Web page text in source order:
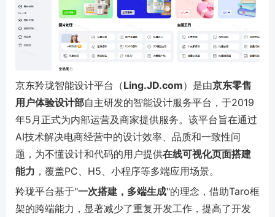
京东羚珑智能设计平台（Ling.JD.com）是由京东零售
用户体验设计部自主研发的智能设计服务平台，于2019
年5月正式为内部运营及商家提供服务。该平台旨在通过
AI技术解决电商经营中的设计效率、品质和一致性问
题，为不懂设计和代码的用户提供在线可视化页面搭建
能力 ，覆盖PC、H5、小程序等多端应用场景。
羚珑平台基于"一次搭建，多端生成"的理念，借助Taro框
架的跨端能力，显著减少了重复开发工作，提高了开发